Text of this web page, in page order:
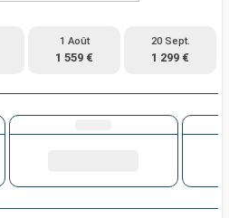
1 Août
1 559 €
20 Sept.
1 299 €